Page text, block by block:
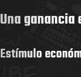
Una
Estímulo